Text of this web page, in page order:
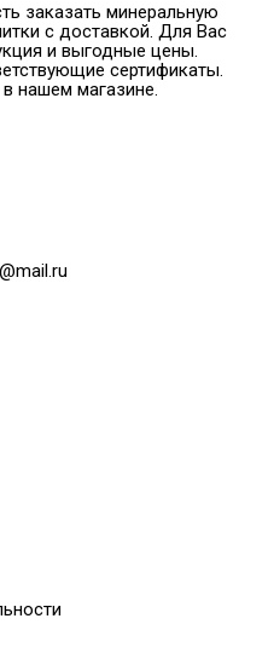
заказать минеральную
с доставкой. Для Вас
и выгодные цены.
сертификаты.
нашем магазине.